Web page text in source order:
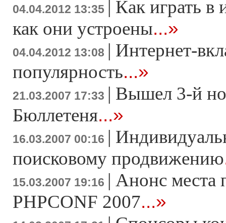
04.04.2012 13:35
Как играть в
как они устроены...»
04.04.2012 13:08 | Интернет-
популярность...»
21.03.2007 17:33 | Вышел 3-й
Бюллетеня...»
16.03.2007 00:16 |
поисковому продвижению
15.03.2007 19:16 | Анонс места
PHPCONF 2007...»